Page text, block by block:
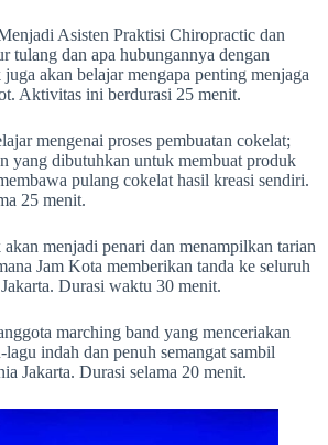
Asisten Praktisi Chiropractic dan
tulang dan apa hubungannya dengan
akan belajar mengapa penting menjaga
Aktivitas ini berdurasi 25 menit.
mengenai proses pembuatan cokelat;
yang dibutuhkan untuk membuat produk
pulang cokelat hasil kreasi sendiri.
25 menit.
menjadi penari dan menampilkan tarian
Jam Kota memberikan tanda ke seluruh
Durasi waktu 30 menit.
marching band yang menceriakan
indah dan penuh semangat sambil
Jakarta. Durasi selama 20 menit.